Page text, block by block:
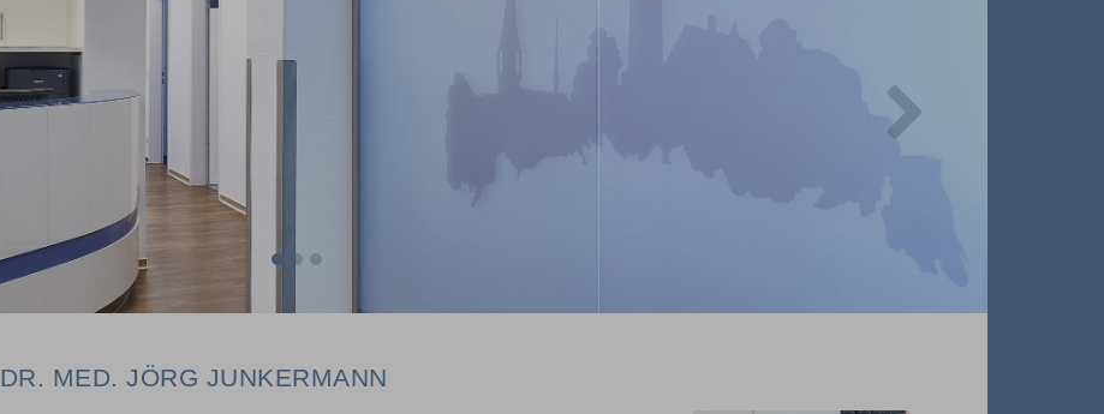
DR. MED. JÖRG JUNKERMANN